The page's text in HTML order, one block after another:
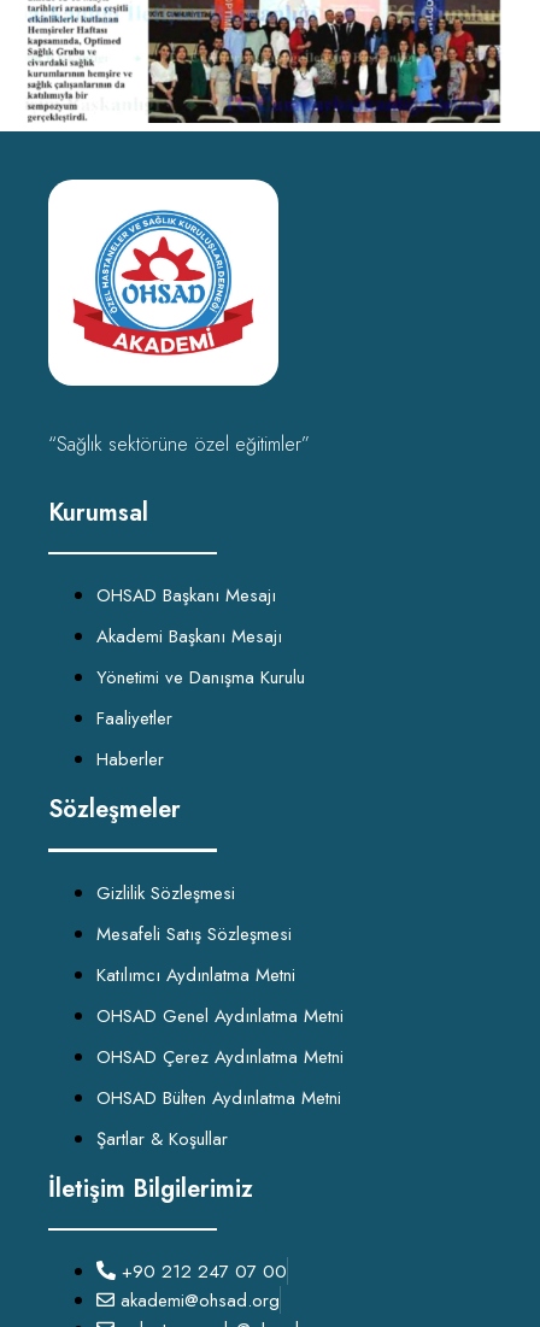
“Sağlık sektörüne özel eğitimler”
Kurumsal
OHSAD Başkanı Mesajı
Akademi Başkanı Mesajı
Yönetimi ve Danışma Kurulu
Faaliyetler
Haberler
Sözleşmeler
Gizlilik Sözleşmesi
Mesafeli Satış Sözleşmesi
Katılımcı Aydınlatma Metni
OHSAD Genel Aydınlatma Metni
OHSAD Çerez Aydınlatma Metni
OHSAD Bülten Aydınlatma Metni
Şartlar & Koşullar
İletişim Bilgilerimiz
+90 212 247 07 00
akademi@ohsad.org